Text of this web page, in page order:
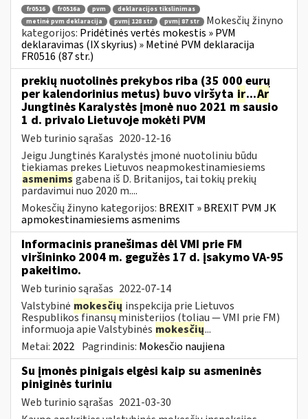
fr0516 fr0516a pvm
deklaracijos tikslinimas
metinė pvm deklaracija
pvmį 128 str pvmį 87 str
Mokesčių žinyno
kategorijos: Pridėtinės vertės mokestis » PVM
deklaravimas (IX skyrius) » Metinė PVM deklaracija
FR0516 (87 str.)
prekių nuotolinės prekybos riba (35 000 eurų
per kalendorinius metus) buvo viršyta ir...Ar
Jungtinės Karalystės įmonė nuo 2021 m sausio
1 d. privalo Lietuvoje mokėti PVM
Web turinio sąrašas 2020-12-16
Jeigu Jungtinės Karalystės įmonė nuotoliniu būdu
tiekiamas prekes Lietuvos neapmokestinamiesiems
asmenims gabena iš D. Britanijos, tai tokių prekių
pardavimui nuo 2020 m....
Mokesčių žinyno kategorijos: BREXIT » BREXIT PVM JK
apmokestinamiesiems asmenims
Informacinis pranešimas dėl VMI prie FM
viršininko 2004 m. gegužės 17 d. įsakymo VA-95
pakeitimo.
Web turinio sąrašas 2022-07-14
Valstybinė mokesčių inspekcija prie Lietuvos
Respublikos finansų ministerijos (toliau ― VMI prie FM)
informuoja apie Valstybinės mokesčių...
Metai: 2022 Pagrindinis: Mokesčio naujiena
Su įmonės pinigais elgėsi kaip su asmeninės
piniginės turiniu
Web turinio sąrašas 2021-03-30